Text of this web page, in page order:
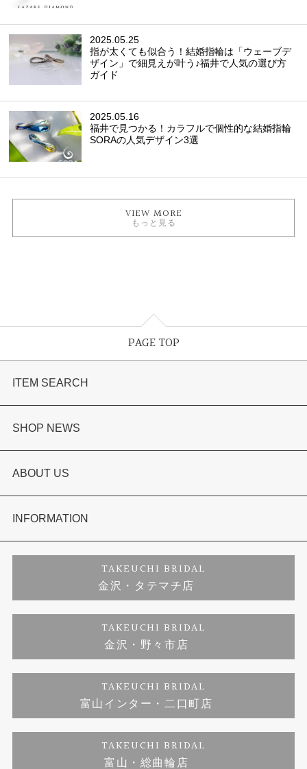
2025.05.25
指が太くても似合う！結婚指輪は「ウェーブデ
ザイン」で細見えが叶う♪福井で人気の選び方
ガイド
2025.05.16
福井で見つかる！カラフルで個性的な結婚指輪
SORAの人気デザイン3選
VIEW MORE
もっと見る
PAGE TOP
ITEM SEARCH
婚約指輪
結婚指輪
セットリング
婚約ネックレス
ダイヤモンド
ジュエリーリフォーム
SHOP NEWS
選ばれる理由まとめ
お客様の声
プロポーズサポート
ブランドリスト
福井指輪工房｜手作りペアリング
福井指輪工房｜手作り結婚指輪 and 婚約指輪
福井工房｜手作り婚約指輪プロポーズプラン
ABOUT US
会社概要
お客様の声
INFORMATION
プライバシーポリシー
TAKEUCHI BRIDAL
金沢・タテマチ店
TAKEUCHI BRIDAL
金沢・野々市店
TAKEUCHI BRIDAL
富山インター・二口町店
TAKEUCHI BRIDAL
富山・総曲輪店